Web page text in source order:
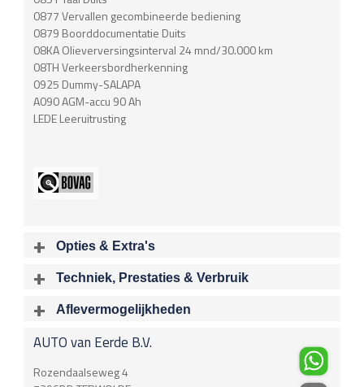
0877 Vervallen gecombineerde bediening
0879 Boorddocumentatie Duits
08KA Olieverversingsinterval 24 mnd/30.000 km
08TH Verkeersbordherkenning
0925 Dummy-SALAPA
A090 AGM-accu 90 Ah
LEDE Leeruitrusting
Opties & Extra's
Achteropkomend verkeer waarschuwing
Bots herkenning en activatie
Connected services
Techniek, Prestaties & Verbruik
4 1997 cc
Vermogen
Acceleratietijd 80-120
Aflevermogelijkheden
onderstaande
€
AUTO van Eerde B.V.
Rozendaalseweg 4